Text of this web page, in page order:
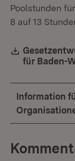
Poolstunden
8 auf 13
Download:
für Baden-
Information